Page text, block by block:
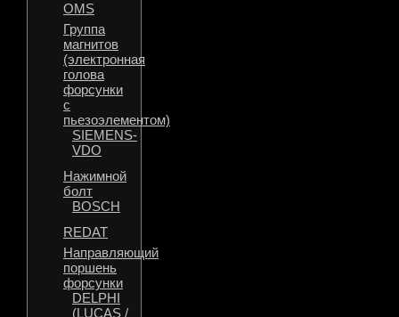
OMS
Группа
магнитов
(электронная
голова
форсунки
с
пьезоэлементом)
SIEMENS-
VDO
Нажимной
болт
BOSCH
REDAT
Направляющий
поршень
форсунки
DELPHI
(LUCAS /